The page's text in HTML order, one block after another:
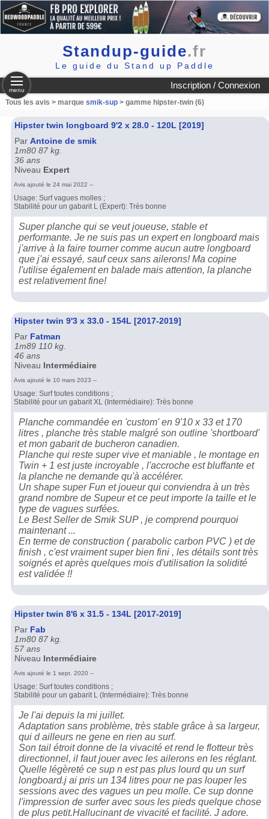
Standup-guide.fr
Le guide du Stand up Paddle
Inscription / Connexion
menu
Tous les avis > marque smik-sup> gamme hipster-twin (6)
Hipster twin longboard 9'2 x 28.0 - 120L [2019]
Par Antoine de smik
1m80 87 kg.
36 ans
Niveau Expert
Avis ajouté le 24 mai 2022 --
Usage: Surf vagues molles ;
Stabilité pour un gabarit L (Expert): Très bonne
Super planche qui se veut joueuse, stable et
performante. Je ne suis pas un expert en longboard mais
j'arrive à la faire tourner comme aucun autre longboard
que j'ai essayé, sauf ceux sans ailerons! Ma copine
l'utilise également en balade mais attention, la planche
est relativement fine!
Hipster twin 9'3 x 33.0 - 154L [2017-2019]
Par Fatman
1m89 110 kg.
46 ans
Niveau Intermédiaire
Avis ajouté le 10 mars 2023 --
Usage: Surf toutes conditions ;
Stabilité pour un gabarit XL (Intermédiaire): Très bonne
Planche commandée en 'custom' en 9'10 x 33 et 170
litres , planche très stable malgré son outline 'shortboard'
et mon gabarit de bucheron canadien.
Planche qui reste super vive et maniable , le montage en
Twin + 1 est juste incroyable , l'accroche est bluffante et
la planche ne demande qu'à accélérer.
Un shape super Fun et joueur qui conviendra à un très
grand nombre de Supeur et ce peut importe la taille et le
type de vagues surfées.
Le Best Seller de Smik SUP , je comprend pourquoi
maintenant ...
En terme de construction ( parabolic carbon PVC ) et de
finish , c'est vraiment super bien fini , les détails sont très
soignés et après quelques mois d'utilisation la solidité
est validée !!
Hipster twin 8'6 x 31.5 - 134L [2017-2019]
Par Fab
1m80 87 kg.
57 ans
Niveau Intermédiaire
Avis ajouté le 1 sept. 2020 --
Usage: Surf toutes conditions ;
Stabilité pour un gabarit L (Intermédiaire): Très bonne
Je l'ai depuis la mi juillet.
Adaptation sans problème, très stable grâce à sa largeur,
qui d ailleurs ne gene en rien au surf.
Son tail étroit donne de la vivacité et rend le flotteur très
directionnel, il faut jouer avec les ailerons en les réglant.
Quelle légèreté ce sup n est pas plus lourd qu un surf
longboard.j ai pris un 134 litres pour ne pas louper les
sessions avec des vagues un peu molle. Ce sup donne
l'impression de surfer avec sous les pieds quelque chose
de plus petit.Hallucinant de vivacité et facilité. J adore.